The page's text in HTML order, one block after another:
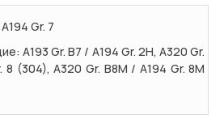
Gr. 7
A193 Gr. B7 / A194 Gr. 2H, A320 Gr.
8 (304), A320 Gr. B8M / A194 Gr. 8M